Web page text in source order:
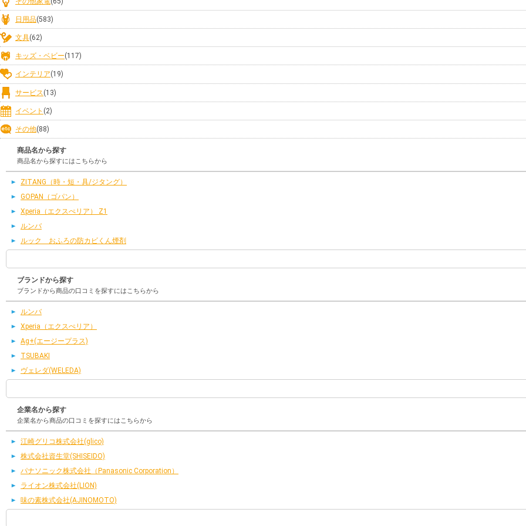
日用品(583)
文具(62)
キッズ・ベビー(117)
インテリア(19)
サービス (13)
イベント (2)
その他(88)
商品名から探す
商品名から探すにはこちらから
ZITANG（時・短・具/ジタング）
GOPAN（ゴパン）
Xperia（エクスぺリア） Z1
ルンバ
ルック おふろの防カビくん煙剤
ブランドから探す
ブランドから商品の口コミを探すにはこちらから
ルンバ
Xperia（エクスぺリア）
Ag+(エージープラス)
TSUBAKI
ヴェレダ(WELEDA)
企業名から探す
企業名から商品の口コミを探すにはこちらから
江崎グリコ株式会社(glico)
株式会社資生堂(SHISEIDO)
パナソニック株式会社（Panasonic Corporation）
ライオン株式会社(LION)
味の素株式会社(AJINOMOTO)